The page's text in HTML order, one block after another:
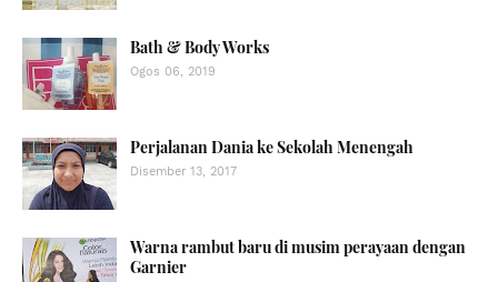
Bath & Body Works
Ogos 06, 2019
Perjalanan Dania ke Sekolah Menengah
Disember 13, 2017
Warna rambut baru di musim perayaan dengan
Garnier